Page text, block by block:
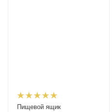
Пищевой ящик